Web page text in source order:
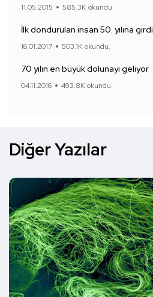
11.05.2015 585.3K okundu.
İlk dondurulan insan 50. yılına girdi
16.01.2017 503.1K okundu.
70 yılın en büyük dolunayı geliyor
04.11.2016 493.8K okundu.
Diğer Yazılar